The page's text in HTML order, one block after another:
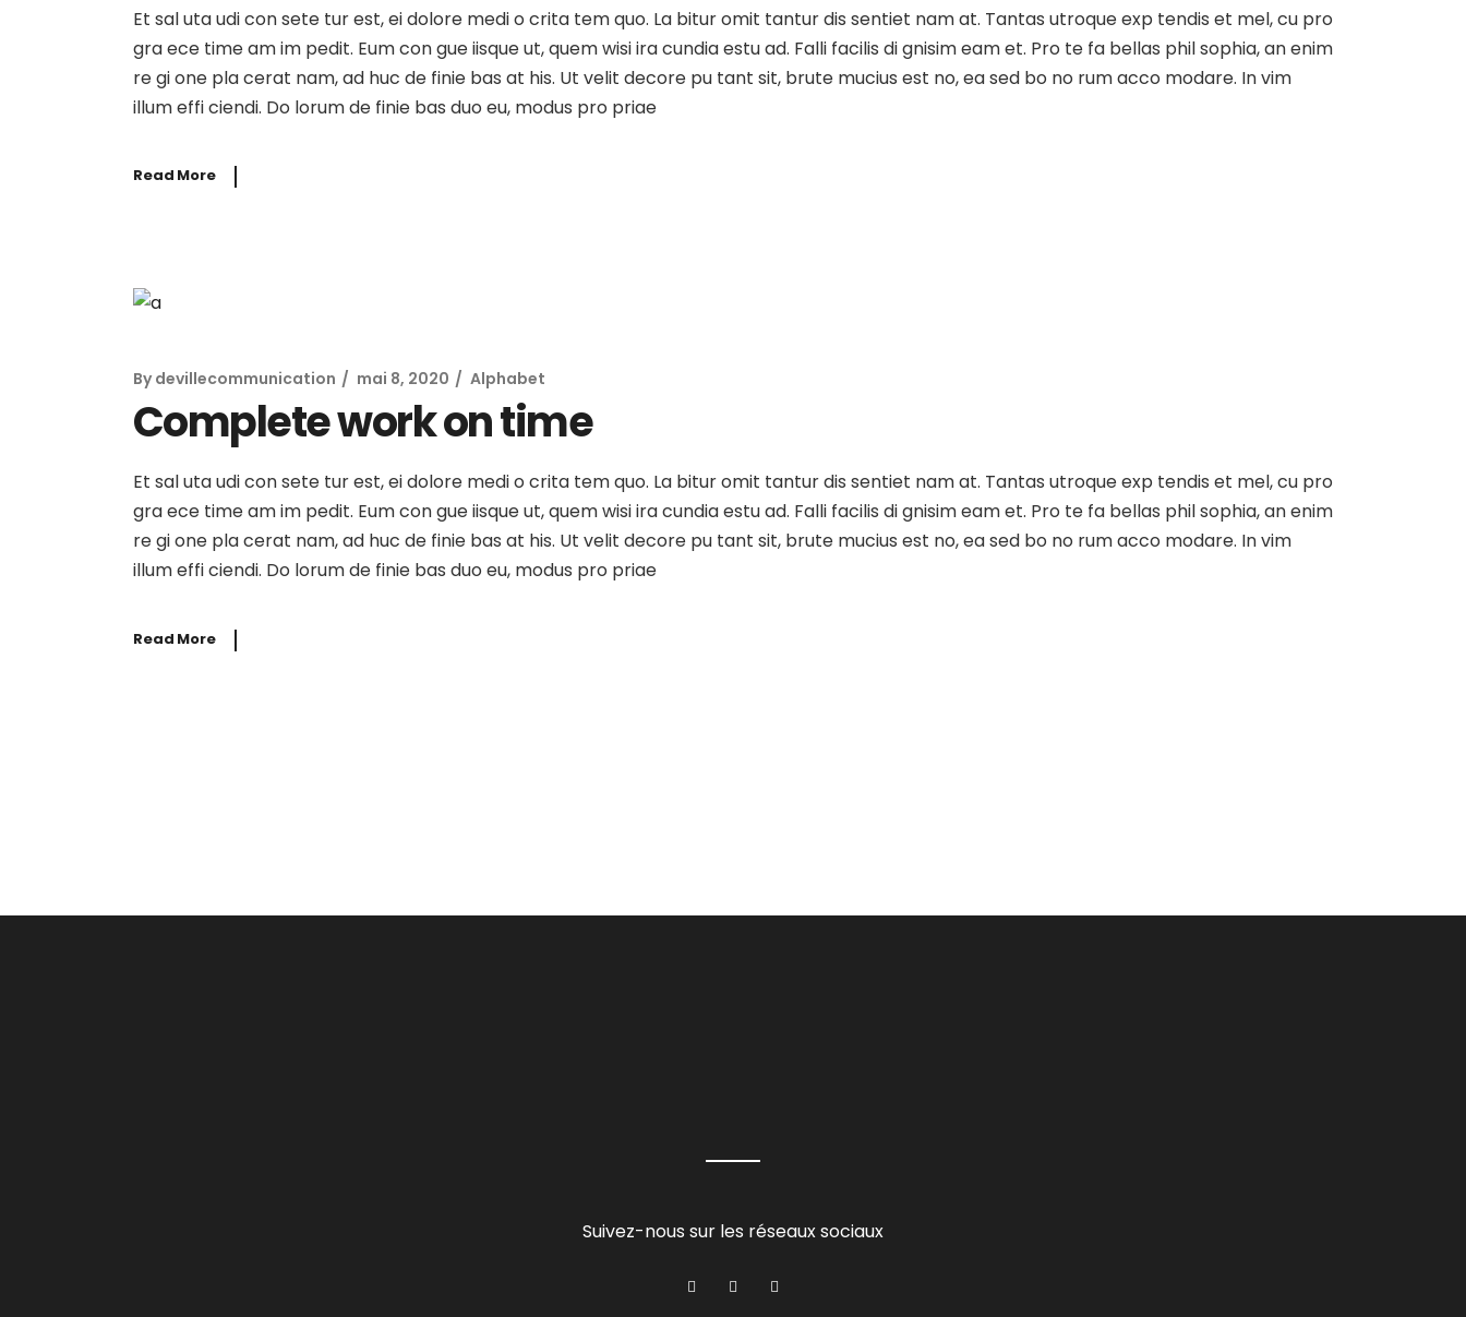
Et sal uta udi con sete tur est, ei dolore medi o crita tem quo. La bitur omit tantur dis sentiet nam at. Tantas utroque exp tendis et mel, cu pro
gra ece time am im pedit. Eum con gue iisque ut, quem wisi ira cundia estu ad. Falli facilis di gnisim eam et. Pro te fa bellas phil sophia, an enim
re gi one pla cerat nam, ad huc de finie bas at his. Ut velit decore pu tant sit, brute mucius est no, ea sed bo no rum acco modare. In vim
illum effi ciendi. Do lorum de finie bas duo eu, modus pro priae
Read More
By devillecommunication mai 8, 2020 Alphabet
Complete work on time
Et sal uta udi con sete tur est, ei dolore medi o crita tem quo. La bitur omit tantur dis sentiet nam at. Tantas utroque exp tendis et mel, cu pro
gra ece time am im pedit. Eum con gue iisque ut, quem wisi ira cundia estu ad. Falli facilis di gnisim eam et. Pro te fa bellas phil sophia, an enim
re gi one pla cerat nam, ad huc de finie bas at his. Ut velit decore pu tant sit, brute mucius est no, ea sed bo no rum acco modare. In vim
illum effi ciendi. Do lorum de finie bas duo eu, modus pro priae
Read More
Suivez-nous sur les réseaux sociaux